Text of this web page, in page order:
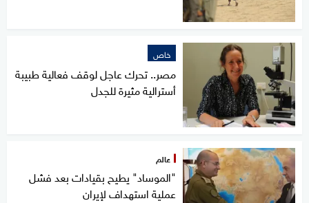
خاص
مصر.. تحرك عاجل لوقف فعالية طبيبة
أسترالية مثيرة للجدل
عالم
"الموساد" يطيح بقيادات بعد فشل
عملية استهداف لإيران